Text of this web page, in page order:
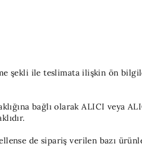
şekli ile teslimata ilişkin ön
bağlı olarak ALICI veya
de sipariş verilen bazı